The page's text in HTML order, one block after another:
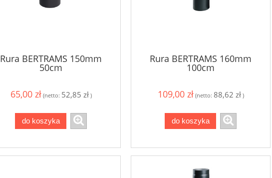
Rura BERTRAMS 150mm
50cm
65,00 zł (netto: 52,85 zł)
do koszyka
Rura BERTRAMS 160mm
100cm
109,00 zł (netto: 88,62 zł)
do koszyka